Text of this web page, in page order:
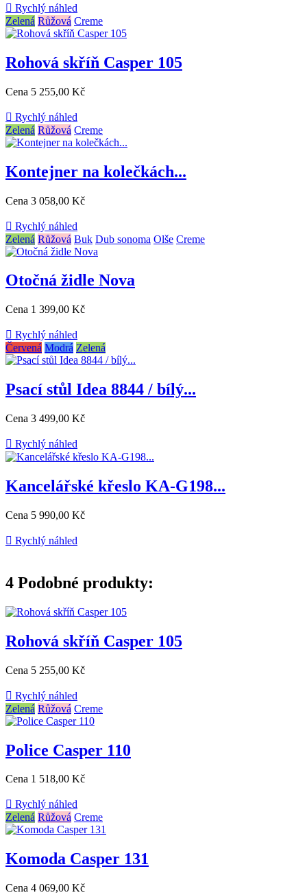
 Rychlý náhled
Zelená Růžová Creme
Rohová skříň Casper 105
Cena 5 255,00 Kč
 Rychlý náhled
Zelená Růžová Creme
Kontejner na kolečkách...
Cena 3 058,00 Kč
 Rychlý náhled
Zelená Růžová Buk Dub sonoma Olše Creme
Otočná židle Nova
Cena 1 399,00 Kč
 Rychlý náhled
Červená Modrá Zelená
Psací stůl Idea 8844 / bílý...
Cena 3 499,00 Kč
 Rychlý náhled
Kancelářské křeslo KA-G198...
Cena 5 990,00 Kč
 Rychlý náhled
4 Podobné produkty:
Rohová skříň Casper 105
Cena 5 255,00 Kč
 Rychlý náhled
Zelená Růžová Creme
Police Casper 110
Cena 1 518,00 Kč
 Rychlý náhled
Zelená Růžová Creme
Komoda Casper 131
Cena 4 069,00 Kč